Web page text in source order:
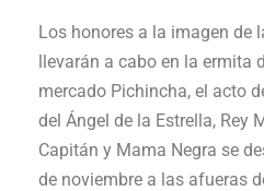
Los honores a la imagen de
llevarán a cabo en la ermita
mercado Pichincha, el acto
del Ángel de la Estrella, Rey
Capitán y Mama Negra se
de noviembre a las afueras